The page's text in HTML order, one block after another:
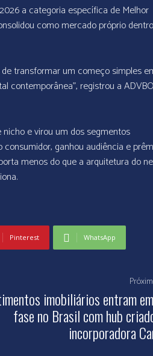
a categoria específica de Melhor
como mercado próprio
transformar um começo simples
contemporânea”, registrou a
e virou um dos segmentos
ganhou audiência e
menos do que a arquitetura do
Pinterest WhatsApp
imobiliários entram
fase no Brasil com hub
incorporadora